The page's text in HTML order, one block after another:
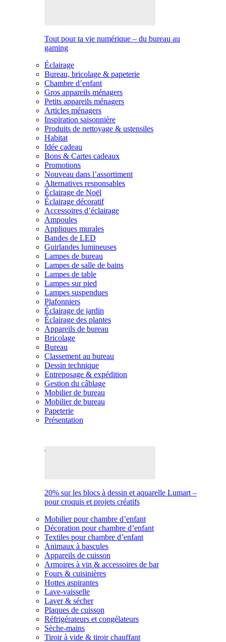
Tout pour ta vie numérique – du bureau au
gaming
Éclairage
Bureau, bricolage & papeterie
Chambre d’enfant
Gros appareils ménagers
Petits appareils ménagers
Articles ménagers
Inspiration saisonnière
Produits de nettoyage & ustensiles
Habitat
Idée cadeau
Bons & Cartes cadeaux
Promotions
Nouveau dans l’assortiment
Alternatives responsables
Éclairage de Noël
Éclairage décoratif
Accessoires d’éclairage
Ampoules
Appliques murales
Bandes de LED
Guirlandes lumineuses
Lampes de bureau
Lampes de salle de bains
Lampes de table
Lampes sur pied
Lampes suspendues
Plafonniers
Éclairage de jardin
Éclairage des plantes
Appareils de bureau
Bricolage
Bureau
Classement au bureau
Dessin technique
Entreposage & expédition
Gestion du câblage
Mobilier de bureau
Mobilier de bureau
Papeterie
Présentation
20% sur les blocs à dessin et aquarelle Lumart –
pour croquis et projets créatifs
Mobilier pour chambre d’enfant
Décoration pour chambre d’enfant
Textiles pour chambre d’enfant
Animaux à bascules
Appareils de cuisson
Armoires à vin & accessoires de bar
Fours & cuisinières
Hottes aspirantes
Lave-vaisselle
Laver & sécher
Plaques de cuisson
Réfrigérateurs et congélateurs
Sèche-mains
Tiroir à vide & tiroir chauffant